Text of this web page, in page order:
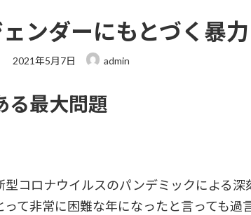
ンダーにもとづく暴
最
新
日
2021年5月7日 admin
る最大問題
コロナウイルスのパンデミックによる深
って非常に困難な年になったと言っても過